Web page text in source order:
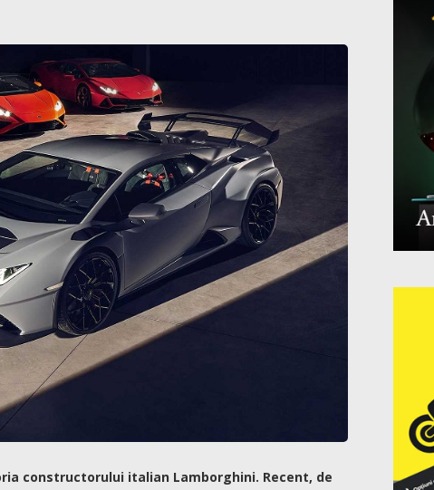
constructorului italian Lamborghini. Recent, de